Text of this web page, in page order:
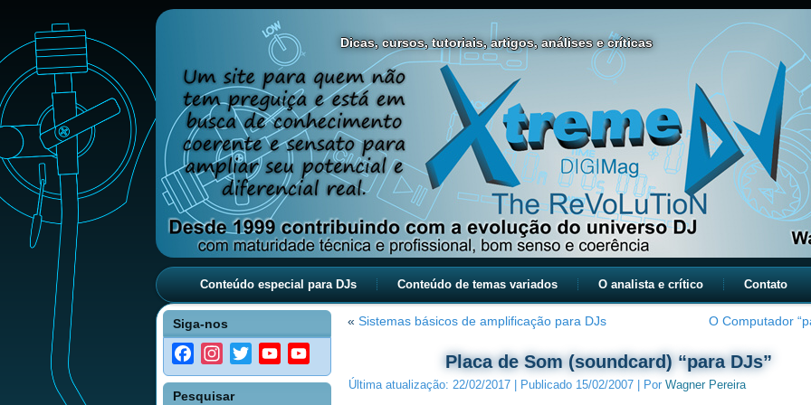
Dicas, cursos, tutoriais, artigos, análises e críticas
Conteúdo especial para DJs Conteúdo de temas variados O analista e crítico Contato
Siga-nos
FacebookInstagramTwitterYouTube
Channel
Pesquisar
« Sistemas básicos de amplificação para DJs O Computador
Placa de Som (soundcard) “para DJs”
Última atualização: 22/02/2017 Publicado 15/02/2007 Por Wagner Pereira